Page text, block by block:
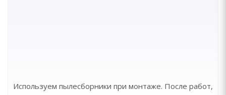
Используем пылесборники при монтаже. После работ,